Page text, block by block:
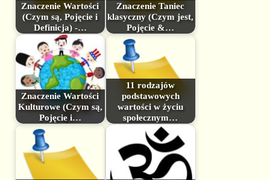
Znaczenie Wartości
(Czym są, Pojęcie i
Definicja) -…
Znaczenie Taniec
klasyczny (Czym jest,
Pojęcie &…
Znaczenie Wartości
Kulturowe (Czym są,
Pojęcie i…
11 rodzajów
podstawowych
wartości w życiu
społecznym…